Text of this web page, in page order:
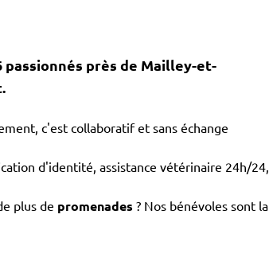
près de Mailley-et-
c'est collaboratif et sans échange
d'identité, assistance vétérinaire 24h/24,
plus de promenades ? Nos bénévoles sont la